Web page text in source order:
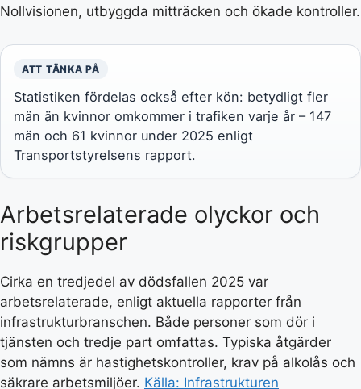
Nollvisionen, utbyggda mitträcken och ökade kontroller.
ATT TÄNKA PÅ
Statistiken fördelas också efter kön: betydligt fler
män än kvinnor omkommer i trafiken varje år – 147
män och 61 kvinnor under 2025 enligt
Transportstyrelsens rapport.
Arbetsrelaterade olyckor och
riskgrupper
Cirka en tredjedel av dödsfallen 2025 var
arbetsrelaterade, enligt aktuella rapporter från
infrastrukturbranschen. Både personer som dör i
tjänsten och tredje part omfattas. Typiska åtgärder
som nämns är hastighetskontroller, krav på alkolås och
säkrare arbetsmiljöer. Källa: Infrastrukturen